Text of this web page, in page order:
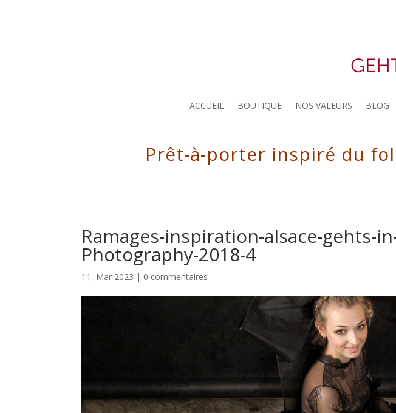
ACCUEIL BOUTIQUE NOS VALEURS BLOG
Prêt-à-porter inspiré du
Ramages-inspiration-alsace-gehts-
Photography-2018-4
11, Mar 2023 | 0 commentaires